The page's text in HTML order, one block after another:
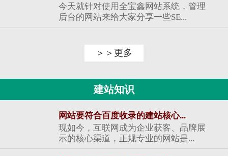
今天就针对使用全宝鑫网站系统，管理
后台的网站来给大家分享一些SE...
＞＞更多
建站知识
网站要符合百度收录的建站核心...
现如今，互联网成为企业获客、品牌展
示的核心渠道，正规专业的网站是...